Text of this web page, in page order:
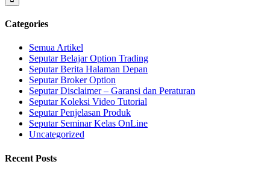
Categories
Semua Artikel
Seputar Belajar Option Trading
Seputar Berita Halaman Depan
Seputar Broker Option
Seputar Disclaimer – Garansi dan Peraturan
Seputar Koleksi Video Tutorial
Seputar Penjelasan Produk
Seputar Seminar Kelas OnLine
Uncategorized
Recent Posts